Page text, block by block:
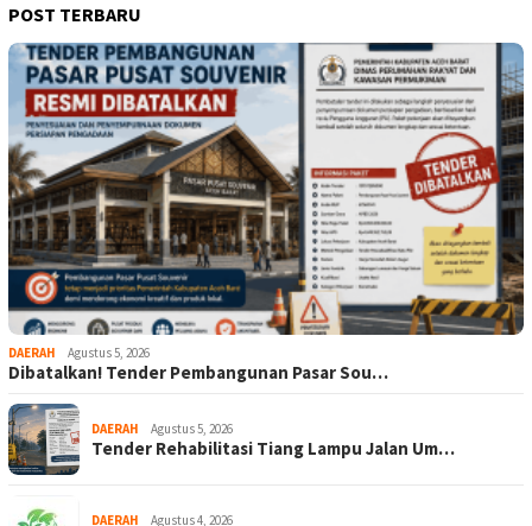
POST TERBARU
DAERAH Agustus 5, 2026
Dibatalkan! Tender Pembangunan Pasar Sou…
DAERAH Agustus 5, 2026
Tender Rehabilitasi Tiang Lampu Jalan Um…
DAERAH Agustus 4, 2026